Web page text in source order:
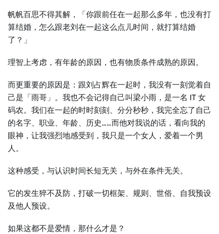
帆帆百思不得其解，「你跟前任在一起那么多年，也没有打
算结婚，怎么跟老刘在一起这么点儿时间，就打算结婚
了？」
理智上考虑，有年龄的原因，也有物质条件成熟的原因。
而更重要的原因是：跟刘占辉在一起时，我没有一刻觉着自
己是「雨哥」。我也不会记得自己叫梁小雨，是一名 IT 女
码农。我们在一起的时时刻刻、分分秒秒，我完全忘了自己
的名字、职业、年龄、历史……而他对我说的话，看向我的
眼神，让我强烈地感受到，我只是一个女人，爱着一个男
人。
这种感受，与认识时间长短无关，与外在条件无关。
它的发生猝不及防，打破一切框架、规则、世俗、自我预设
及他人预设。
如果这都不是爱情，那什么才是？